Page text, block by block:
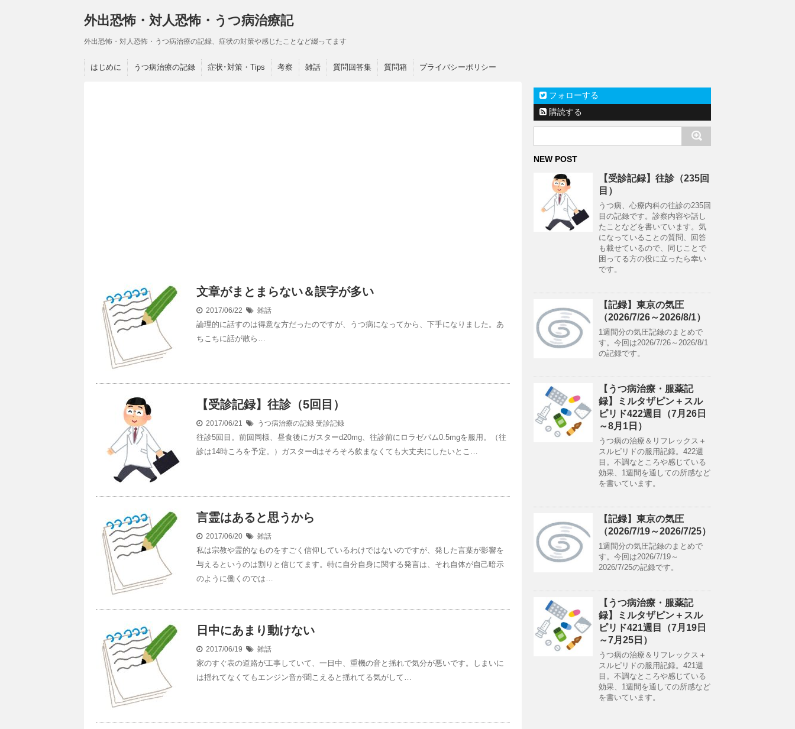
外出恐怖・対人恐怖・うつ病治療記
外出恐怖・対人恐怖・うつ病治療の記録、症状の対策や感じたことなど綴ってます
はじめに うつ病治療の記録 症状･対策・Tips 考察 雑話 質問回答集 質問箱 プライバシーポリシー
文章がまとまらない＆誤字が多い
2017/06/22 雑話
論理的に話すのは得意な方だったのですが、うつ病になってから、下手になりました。あ
ちこちに話が散ら…
【受診記録】往診（5回目）
2017/06/21 うつ病治療の記録 受診記録
往診5回目。前回同様、昼食後にガスターd20mg、往診前にロラゼパム0.5mgを服用。（往
診は14時ころを予定。）ガスターdはそろそろ飲まなくても大丈夫にしたいとこ…
言霊はあると思うから
2017/06/20 雑話
私は宗教や霊的なものをすごく信仰しているわけではないのですが、発した言葉が影響を
与えるというのは割りと信じてます。特に自分自身に関する発言は、それ自体が自己暗示
のように働くのでは…
日中にあまり動けない
2017/06/19 雑話
家のすぐ表の道路が工事していて、一日中、重機の音と揺れで気分が悪いです。しまいに
は揺れてなくてもエンジン音が聞こえると揺れてる気がして…
フォローする
購読する
NEW POST
【受診記録】往診（235回
目）
うつ病、心療内科の往診の235回
目の記録です。診察内容や話し
たことなどを書いています。気
になっていることの質問、回答
も載せているので、同じことで
困ってる方の役に立ったら幸い
です。
【記録】東京の気圧
（2026/7/26～2026/8/1）
1週間分の気圧記録のまとめで
す。今回は2026/7/26～2026/8/1
の記録です。
【うつ病治療・服薬記
録】ミルタザピン＋スル
ピリド422週目（7月26日
～8月1日）
うつ病の治療＆リフレックス＋
スルピリドの服用記録。422週
目。不調なところや感じている
効果、1週間を通しての所感など
を書いています。
【記録】東京の気圧
（2026/7/19～2026/7/25）
1週間分の気圧記録のまとめで
す。今回は2026/7/19～
2026/7/25の記録です。
【うつ病治療・服薬記
録】ミルタザピン＋スル
ピリド421週目（7月19日
～7月25日）
うつ病の治療＆リフレックス＋
スルピリドの服用記録。421週
目。不調なところや感じている
効果、1週間を通しての所感など
を書いています。